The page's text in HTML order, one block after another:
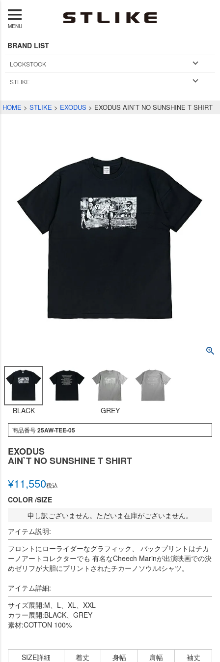
MENU
BRAND LIST
LOCKSTOCK
STLIKE
HOME STLIKE EXODUS EXODUS AIN`T NO SUNSHINE T SHIRT
BLACK GREY
商品番号25AW-TEE-05
EXODUS
AIN`T NO SUNSHINE T SHIRT
¥11,550税込
COLOR SIZE
申し訳ございません。ただいま在庫がございません。
アイテム説明:
フロントにローライダーなグラフィック、 バックプリントはチカ
ーノアートコレクターでも 有名なCheech Marinが出演映画での決
めゼリフが大胆にプリントされたチカーノソウルtシャツ。
アイテム詳細:
サイズ展開:M、L、XL、XXL
カラー展開:BLACK、GREY
素材:COTTON 100%
SIZE詳細 着丈 身幅 肩幅 袖丈